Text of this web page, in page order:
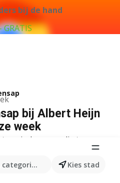
bij de hand
producten...
Kies stad
bij Albert Heijn
week
vinden voor die term.
in winkels Albert